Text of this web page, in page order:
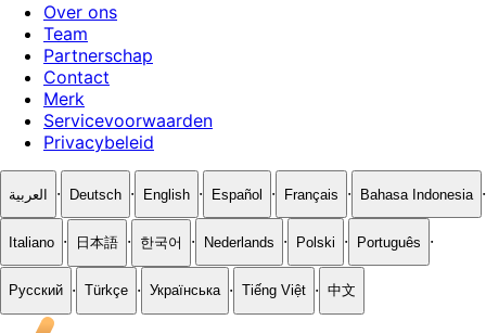
Over ons
Team
Partnerschap
Contact
Merk
Servicevoorwaarden
Privacybeleid
العربية · Deutsch · English · Español · Français · Bahasa Indonesia ·
Italiano · 日本語 · 한국어 · Nederlands · Polski · Português ·
Русский · Türkçe · Українська · Tiếng Việt · 中文